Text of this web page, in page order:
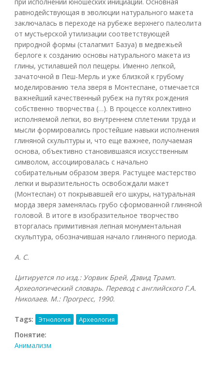
равнодействующая в эволюции натурального макета
заключалась в переходе на рубеже верхнего палеолита
от мустьерской утилизации соответствующей
природной формы (сталагмит Базуа) в медвежьей
берлоге к созданию основы натурального макета из
глины, устилавшей пол пещеры. Именно лепкой,
зачаточной в Пеш-Мерль и уже близкой к грубому
моделированию тела зверя в Монтеспане, отмечается
важнейший качественный рубеж на путях рождения
собственно творчества (…). В процессе коллективно
исполняемой лепки, во внутреннем сплетении труда и
мысли формировались простейшие навыки исполнения
глиняной скульптуры и, что еще важнее, получаемая
основа, объективно становившаяся искусственным
символом, ассоциировалась с начально
собирательным образом зверя. Растущее мастерство
лепки и выразительность освобождали макет
(Монтеспан) от покрывавшей его шкуры, натуральная
морда зверя заменялась грубо сформованной глиняной
головой. В итоге в изобразительное творчество
вторгалась примитивная лепная монументальная
скульптура, обозначившая начало глиняного периода.
А. С.
Цитируется по изд.: Уорвик Брей, Дэвид Трамп.
Археологический словарь. Перевод с английского Г.А.
Николаев. М.: Прогресс, 1990.
Tags: Этнология Археология
Понятие:
Анимализм